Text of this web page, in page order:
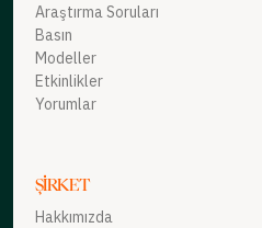
Araştırma Soruları
Basın
Modeller
Etkinlikler
Yorumlar
ŞIRKET
Hakkımızda